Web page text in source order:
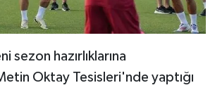
sezon hazırlıklarına
Oktay Tesisleri'nde yaptığı